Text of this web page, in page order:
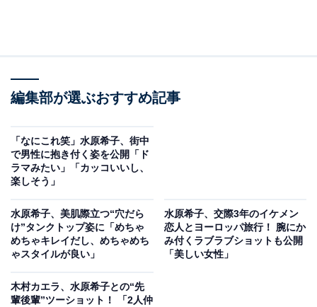
編集部が選ぶおすすめ記事
「なにこれ笑」水原希子、街中
で男性に抱き付く姿を公開「ド
ラマみたい」「カッコいいし、
楽しそう」
水原希子、美肌際立つ“穴だら
け”タンクトップ姿に「めちゃ
めちゃキレイだし、めちゃめち
ゃスタイルが良い」
水原希子、交際3年のイケメン
恋人とヨーロッパ旅行！ 腕にか
み付くラブラブショットも公開
「美しい女性」
木村カエラ、水原希子との“先
輩後輩”ツーショット！ 「2人仲